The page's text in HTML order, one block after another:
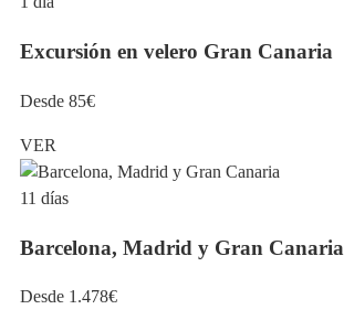
Excursión en velero Gran Canaria
Desde 85€
VER
11 días
Barcelona, Madrid y Gran Canaria
Desde 1.478€